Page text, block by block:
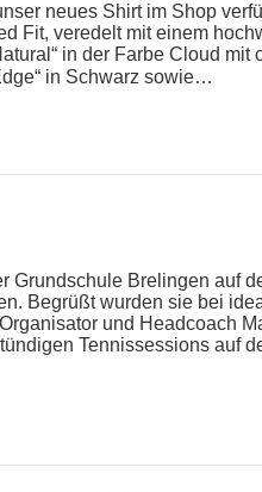
neues Shirt im Shop
Fit, veredelt mit einem
in der Farbe Cloud mit
in Schwarz sowie…
Grundschule Brelingen auf
Begrüßt wurden sie bei
und Headcoach
Tennissessions auf